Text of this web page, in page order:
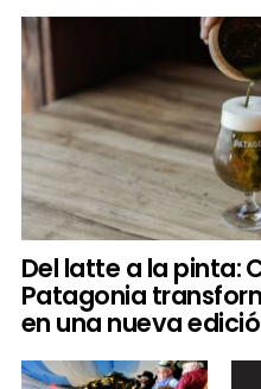
Del latte a la pinta:
Patagonia
en una nueva